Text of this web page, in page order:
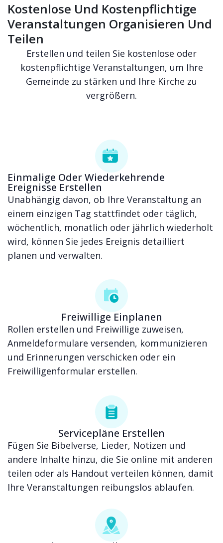
Kostenlose Und Kostenpflichtige
Veranstaltungen Organisieren Und
Teilen
Erstellen und teilen Sie kostenlose oder
kostenpflichtige Veranstaltungen, um Ihre
Gemeinde zu stärken und Ihre Kirche zu
vergrößern.
Einmalige Oder Wiederkehrende
Ereignisse Erstellen
Unabhängig davon, ob Ihre Veranstaltung an
einem einzigen Tag stattfindet oder täglich,
wöchentlich, monatlich oder jährlich wiederholt
wird, können Sie jedes Ereignis detailliert
planen und verwalten.
Freiwillige Einplanen
Rollen erstellen und Freiwillige zuweisen,
Anmeldeformulare versenden, kommunizieren
und Erinnerungen verschicken oder ein
Freiwilligenformular erstellen.
Servicepläne Erstellen
Fügen Sie Bibelverse, Lieder, Notizen und
andere Inhalte hinzu, die Sie online mit anderen
teilen oder als Handout verteilen können, damit
Ihre Veranstaltungen reibungslos ablaufen.